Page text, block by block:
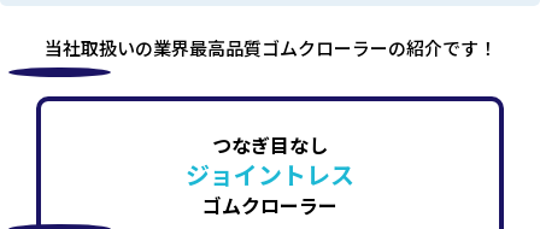
当社取扱いの業界最高品質ゴムクローラーの紹介です！
つなぎ目なし
ジョイントレス
ゴムクローラー